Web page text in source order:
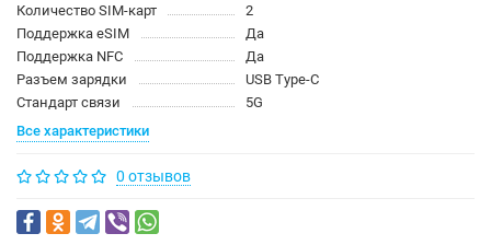
Количество SIM-карт
2
Поддержка eSIM
Да
Поддержка NFC
Да
Разъем зарядки
USB Type-C
Стандарт связи
5G
Все характеристики
0 отзывов